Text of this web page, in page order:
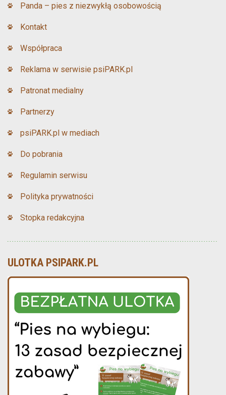
Panda – pies z niezwykłą osobowością
Kontakt
Współpraca
Reklama w serwisie psiPARK.pl
Patronat medialny
Partnerzy
psiPARK.pl w mediach
Do pobrania
Regulamin serwisu
Polityka prywatności
Stopka redakcyjna
ULOTKA PSIPARK.PL